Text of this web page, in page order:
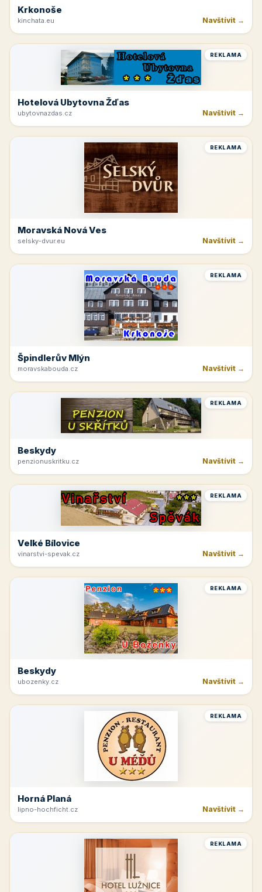
Krkonoše
kinchata.eu Navštívit →
REKLAMA
Hotelová Ubytovna Žďas
ubytovnazdas.cz Navštívit →
REKLAMA
Moravská Nová Ves
selsky-dvur.eu Navštívit →
REKLAMA
Špindlerův Mlýn
moravskabouda.cz Navštívit →
REKLAMA
Beskydy
penzionuskritku.cz Navštívit →
REKLAMA
Velké Bílovice
vinarstvi-spevak.cz Navštívit →
REKLAMA
Beskydy
ubozenky.cz Navštívit →
REKLAMA
Horná Planá
lipno-hochficht.cz Navštívit →
REKLAMA